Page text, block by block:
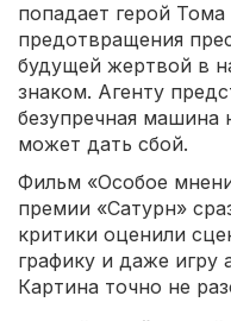
попадает герой
предотвращения
будущей жертвой в
знаком. Агенту
безупречная машина
может дать сбой.
Фильм «Особое
премии «Сатурн»
критики оценили
графику и даже игру
Картина точно не